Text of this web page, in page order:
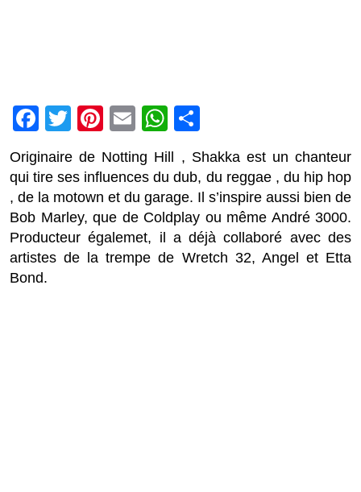
Facebook
Twitter
Pinterest
EmailWhatsApp
Originaire de Notting Hill , Shakka est un chanteur
qui tire ses influences du dub, du reggae , du hip hop
, de la motown et du garage. Il s’inspire aussi bien de
Bob Marley, que de Coldplay ou même André 3000.
Producteur égalemet, il a déjà collaboré avec des
artistes de la trempe de Wretch 32, Angel et Etta
Bond.